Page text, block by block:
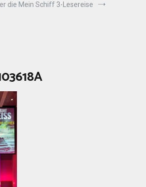
die Mein Schiff 3-Lesereise